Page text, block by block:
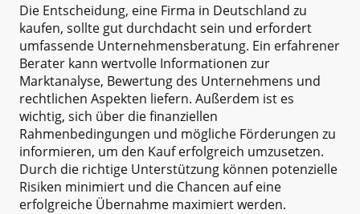
Die Entscheidung, eine Firma in Deutschland zu
kaufen, sollte gut durchdacht sein und erfordert
umfassende Unternehmensberatung. Ein erfahrener
Berater kann wertvolle Informationen zur
Marktanalyse, Bewertung des Unternehmens und
rechtlichen Aspekten liefern. Außerdem ist es
wichtig, sich über die finanziellen
Rahmenbedingungen und mögliche Förderungen zu
informieren, um den Kauf erfolgreich umzusetzen.
Durch die richtige Unterstützung können potenzielle
Risiken minimiert und die Chancen auf eine
erfolgreiche Übernahme maximiert werden.